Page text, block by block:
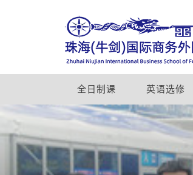
全日制课 英语选修